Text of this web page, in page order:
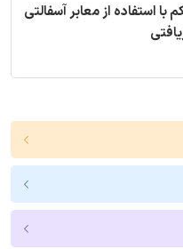
استفاده از معابر آسفالتی